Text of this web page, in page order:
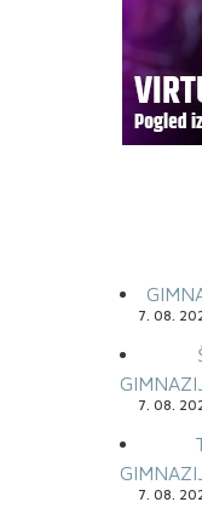
7. 08.
7. 08.
7. 08.